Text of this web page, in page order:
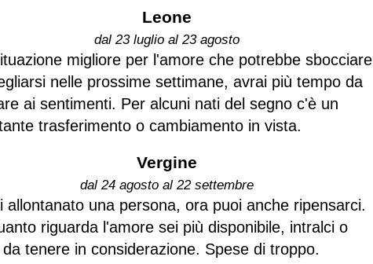
Leone
dal 23 luglio al 23 agosto
migliore per l'amore che potrebbe sbocciare
nelle prossime settimane, avrai più tempo da
ai sentimenti. Per alcuni nati del segno c'è un
trasferimento o cambiamento in vista.
Vergine
dal 24 agosto al 22 settembre
allontanato una persona, ora puoi anche ripensarci.
riguarda l'amore sei più disponibile, intralci o
tenere in considerazione. Spese di troppo.